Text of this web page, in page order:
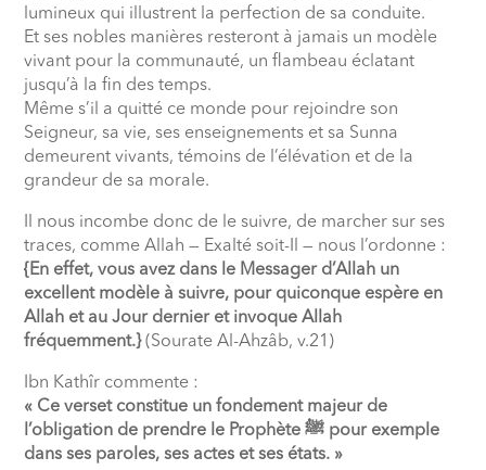
lumineux qui illustrent la perfection de sa conduite.
Et ses nobles manières resteront à jamais un modèle
vivant pour la communauté, un flambeau éclatant
jusqu’à la fin des temps.
Même s’il a quitté ce monde pour rejoindre son
Seigneur, sa vie, ses enseignements et sa Sunna
demeurent vivants, témoins de l’élévation et de la
grandeur de sa morale.
Il nous incombe donc de le suivre, de marcher sur ses
traces, comme Allah — Exalté soit-Il — nous l’ordonne :
{En effet, vous avez dans le Messager d’Allah un
excellent modèle à suivre, pour quiconque espère en
Allah et au Jour dernier et invoque Allah
fréquemment.}(Sourate Al-Ahzâb, v.21)
Ibn Kathîr commente :
« Ce verset constitue un fondement majeur de
l’obligation de prendre le Prophèteﷺ pour exemple
dans ses paroles, ses actes et ses états. »